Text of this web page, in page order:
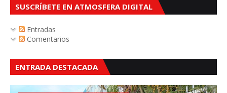
SUSCRÍBETE EN ATMOSFERA DIGITAL
Entradas
Comentarios
ENTRADA DESTACADA